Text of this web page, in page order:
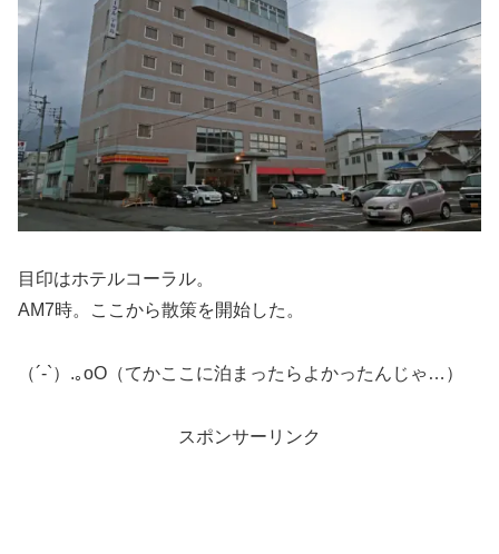
目印はホテルコーラル。
AM7時。ここから散策を開始した。
（´-`）.｡oO（てかここに泊まったらよかったんじゃ…）
スポンサーリンク